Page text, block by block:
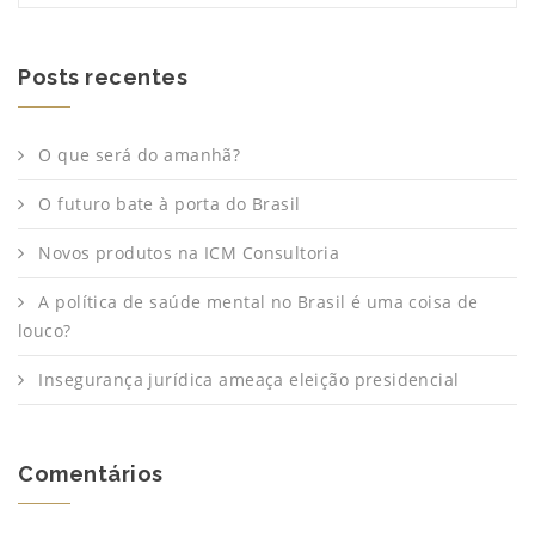
Posts recentes
O que será do amanhã?
O futuro bate à porta do Brasil
Novos produtos na ICM Consultoria
A política de saúde mental no Brasil é uma coisa de
louco?
Insegurança jurídica ameaça eleição presidencial
Comentários